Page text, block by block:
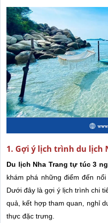
1. Gợi ý lịch trình du lịch
Du lịch Nha Trang tự túc 3
khám phá những điểm đến
Dưới đây là gợi ý lịch trình chi
quả, kết hợp tham quan, nghỉ
thực đặc trưng.